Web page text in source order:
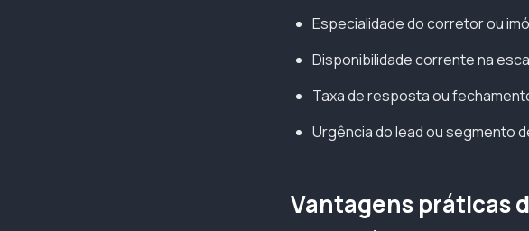
Especialidade do corretor ou
Disponibilidade corrente na
Taxa de resposta ou
Urgência do lead ou segmento
Vantagens práticas